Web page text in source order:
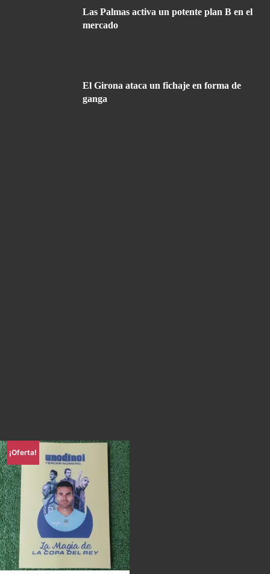
Las Palmas activa un potente plan B en el
mercado
El Girona ataca un fichaje en forma de
ganga
¡Oferta!